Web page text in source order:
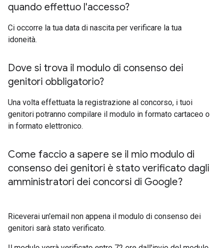
quando effettuo l'accesso?
Ci occorre la tua data di nascita per verificare la tua
idoneità.
Dove si trova il modulo di consenso dei
genitori obbligatorio?
Una volta effettuata la registrazione al concorso, i tuoi
genitori potranno compilare il modulo in formato cartaceo o
in formato elettronico.
Come faccio a sapere se il mio modulo di
consenso dei genitori è stato verificato dagli
amministratori dei concorsi di Google?
Riceverai un'email non appena il modulo di consenso dei
genitori sarà stato verificato.